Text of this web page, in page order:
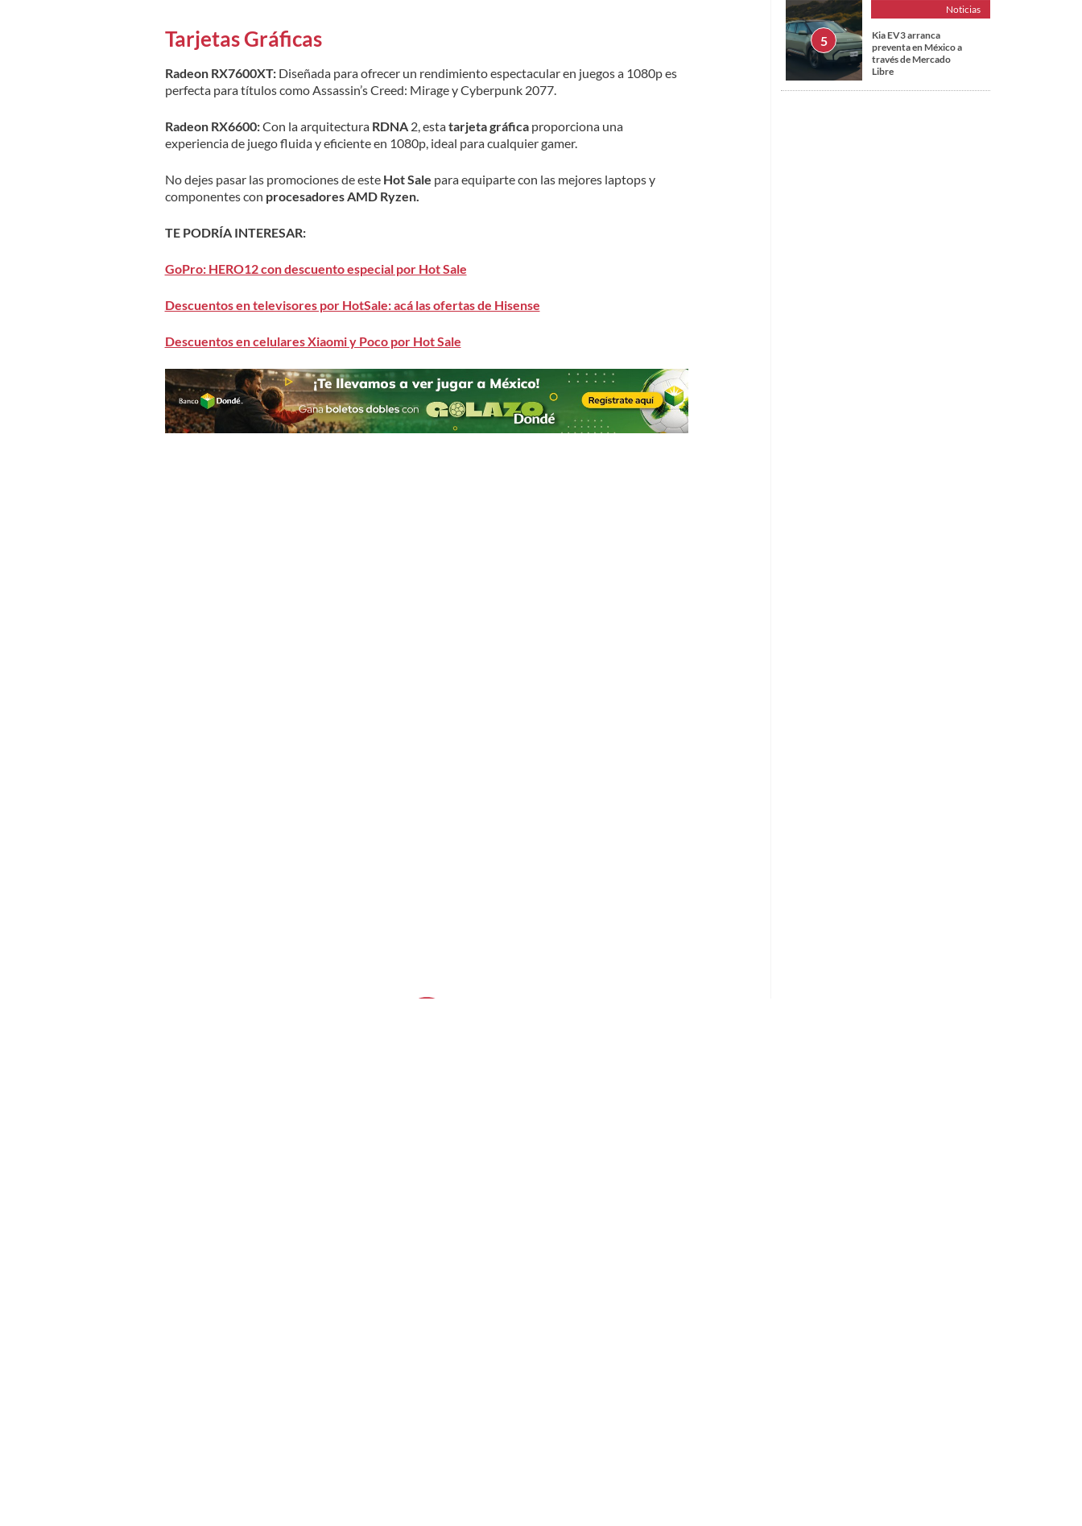
Tarjetas Gráficas
Radeon RX7600XT:Diseñada para ofrecer un rendimiento espectacular en juegos a 1080p es
perfecta para títulos como Assassin’s Creed: Mirage y Cyberpunk 2077.
Radeon RX6600:Con la arquitectura RDNA2, estatarjeta gráficaproporciona una
experiencia de juego fluida y eficiente en 1080p, ideal para cualquier gamer.
No dejes pasar las promociones de este Hot Sale para equiparte con las mejores laptops y
componentes con procesadores AMD Ryzen.
TE PODRÍA INTERESAR:
GoPro: HERO12 con descuento especial por Hot Sale
Descuentos en televisores por HotSale: acá las ofertas de Hisense
Descuentos en celulares Xiaomi y Poco por Hot Sale
Noticias
Kia EV3 arranca
preventa en México a
través de Mercado
Libre